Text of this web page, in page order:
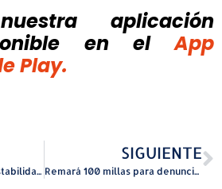
aplicación
en el
App
Play.
Puerto Rico mantiene estabilidad laboral: desempleo se reduce a 5.6% y aumenta el empleo en febrero de 2026
SIGUIENTE
Remará 100 millas para denunciar crisis energética y promover acceso a energía solar